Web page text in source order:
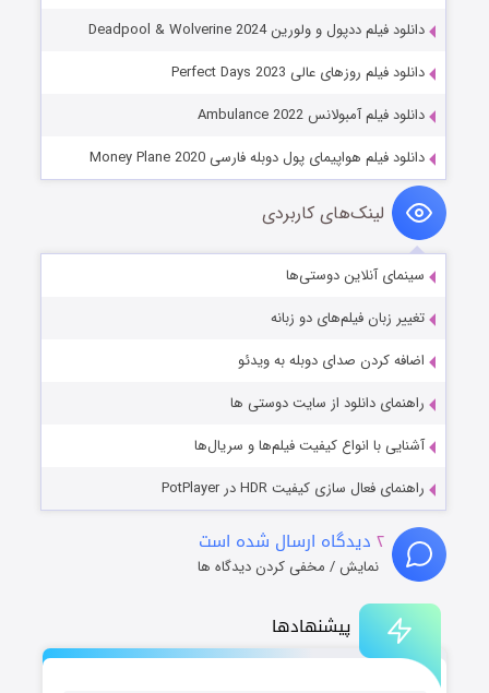
پیشنهادها
دانلود فیلم ددپول و ولورین Deadpool & Wolverine 2024
دانلود فیلم روزهای عالی Perfect Days 2023
دانلود فیلم آمبولانس Ambulance 2022
دانلود فیلم هواپیمای پول دوبله فارسی Money Plane 2020
لینک‌های کاربردی
سینمای آنلاین دوستی‌ها
تغییر زبان فیلم‌های دو زبانه
اضافه کردن صدای دوبله به ویدئو
راهنمای دانلود از سایت دوستی ها
آشنایی با انواع کیفیت فیلم‌ها و سریال‌ها
راهنمای فعال سازی کیفیت HDR در PotPlayer
۲ دیدگاه ارسال شده است
نمایش / مخفی کردن دیدگاه ها